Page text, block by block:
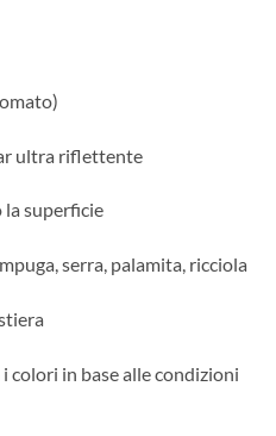
ultra riflettente
superficie
serra, palamita, ricciola
colori in base alle condizioni